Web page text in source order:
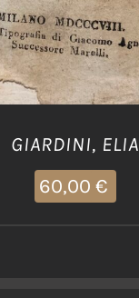
GIARDINI, ELIA
60,00 €